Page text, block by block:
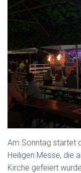
Am Sonntag startet
Heiligen Messe, die
Kirche gefeiert